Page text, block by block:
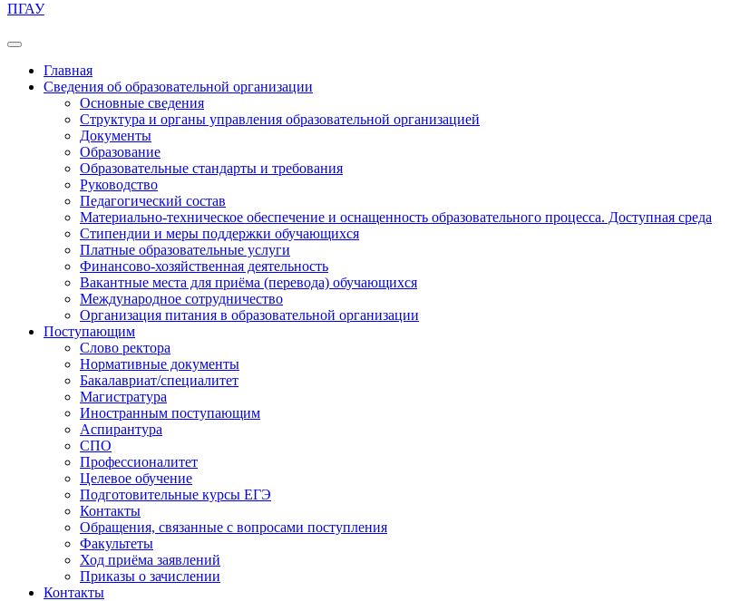
ПГАУ
Главная
Сведения об образовательной организации
Основные сведения
Структура и органы управления образовательной организацией
Документы
Образование
Образовательные стандарты и требования
Руководство
Педагогический состав
Материально-техническое обеспечение и оснащенность образовательного процесса. Доступная среда
Стипендии и меры поддержки обучающихся
Платные образовательные услуги
Финансово-хозяйственная деятельность
Вакантные места для приёма (перевода) обучающихся
Международное сотрудничество
Организация питания в образовательной организации
Поступающим
Слово ректора
Нормативные документы
Бакалавриат/специалитет
Магистратура
Иностранным поступающим
Аспирантура
СПО
Профессионалитет
Целевое обучение
Подготовительные курсы ЕГЭ
Контакты
Обращения, связанные с вопросами поступления
Факультеты
Ход приёма заявлений
Приказы о зачислении
Контакты